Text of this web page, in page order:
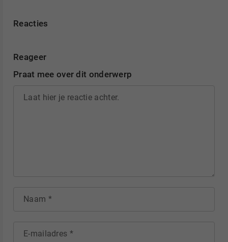
Reacties
Reageer
Praat mee over dit onderwerp
Laat hier je reactie achter.
Naam
E-mailadres